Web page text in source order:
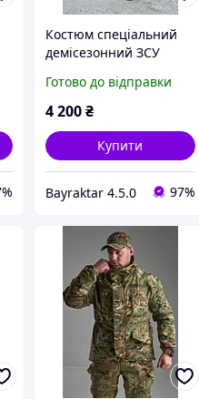
Костюм спеціальний
демісезонний ЗСУ
Піксель ЗСУ
Готово до відправки
4 200 ₴
Купити
Bayraktar 4.5.0 97%